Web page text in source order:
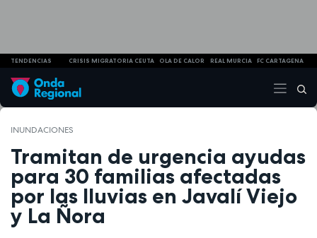
TENDENCIAS CRISIS MIGRATORIA CEUTA OLA DE CALOR REAL MURCIA FC CARTAGENA
INUNDACIONES
Tramitan de urgencia ayudas
para 30 familias afectadas
por las lluvias en Javalí Viejo
y La Ñora